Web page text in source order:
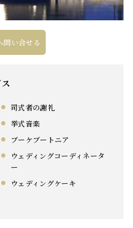
問い合せる
司式者の謝礼
挙式音楽
ブーケブートニア
ウェディングコーディネータ
ー
ウェディングケーキ